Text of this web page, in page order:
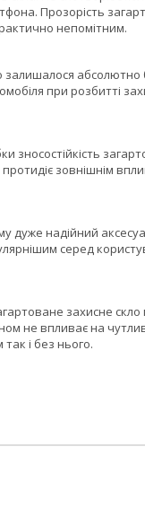
Прозорість
непомітним.
при розбитті
зносостійкість
зовнішнім
дуже надійний
серед
захисне
не впливає на
і без нього.